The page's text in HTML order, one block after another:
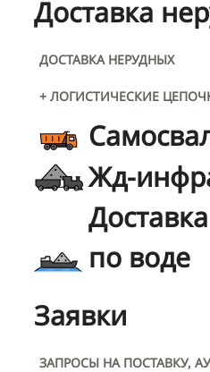
Доставка
ДОСТАВКА НЕРУДНЫХ
+ ЛОГИСТИЧЕСКИЕ
Жд-
по воде
Заявки
ЗАПРОСЫ НА ПОСТАВКУ,